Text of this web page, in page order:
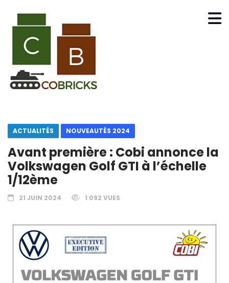
ACTUALITÉS NOUVEAUTÉS 2024
Avant première : Cobi annonce la
Volkswagen Golf GTI à l’échelle
1/12ème
21 JUIN 2024 1 092 VUES